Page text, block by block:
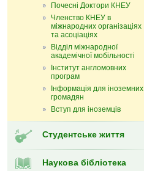
Почесні Доктори КНЕУ
Членство КНЕУ в
міжнародних організаціях
та асоціаціях
Відділ міжнародної
академічної мобільності
Інститут англомовних
програм
Інформація для іноземних
громадян
Вступ для іноземців
Студентське життя
Наукова бібліотека